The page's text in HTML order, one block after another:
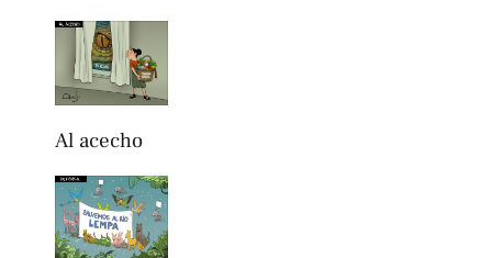
Al acecho